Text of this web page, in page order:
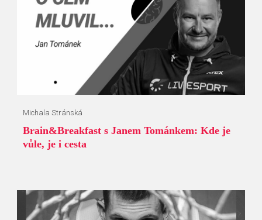
Michala Stránská
Brain&Breakfast s Janem Tománkem: Kde je
vůle, je i cesta